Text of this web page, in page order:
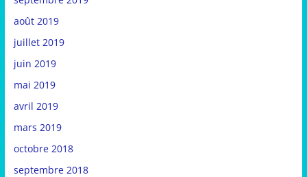
août 2019
juillet 2019
juin 2019
mai 2019
avril 2019
mars 2019
octobre 2018
septembre 2018